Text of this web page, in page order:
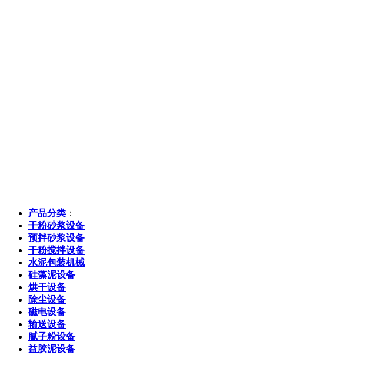
产品分类 ：
干粉砂浆设备
预拌砂浆设备
干粉搅拌设备
水泥包装机械
硅藻泥设备
烘干设备
除尘设备
磁电设备
输送设备
腻子粉设备
益胶泥设备